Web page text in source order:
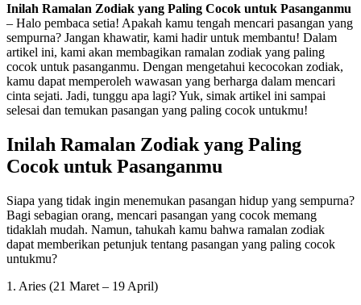
Inilah Ramalan Zodiak yang Paling Cocok untuk Pasanganmu
– Halo pembaca setia! Apakah kamu tengah mencari pasangan yang
sempurna? Jangan khawatir, kami hadir untuk membantu! Dalam
artikel ini, kami akan membagikan ramalan zodiak yang paling
cocok untuk pasanganmu. Dengan mengetahui kecocokan zodiak,
kamu dapat memperoleh wawasan yang berharga dalam mencari
cinta sejati. Jadi, tunggu apa lagi? Yuk, simak artikel ini sampai
selesai dan temukan pasangan yang paling cocok untukmu!
Inilah Ramalan Zodiak yang Paling
Cocok untuk Pasanganmu
Siapa yang tidak ingin menemukan pasangan hidup yang sempurna?
Bagi sebagian orang, mencari pasangan yang cocok memang
tidaklah mudah. Namun, tahukah kamu bahwa ramalan zodiak
dapat memberikan petunjuk tentang pasangan yang paling cocok
untukmu?
1. Aries (21 Maret – 19 April)